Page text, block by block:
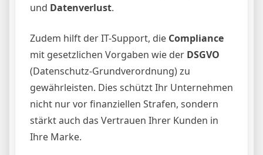
und Datenverlust.
Zudem hilft der IT-Support, die Compliance
mit gesetzlichen Vorgaben wie der DSGVO
(Datenschutz-Grundverordnung) zu
gewährleisten. Dies schützt Ihr Unternehmen
nicht nur vor finanziellen Strafen, sondern
stärkt auch das Vertrauen Ihrer Kunden in
Ihre Marke.